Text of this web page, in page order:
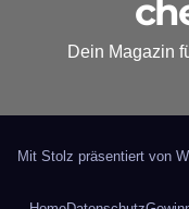
Dein Magazin
Mit Stolz präsentiert von